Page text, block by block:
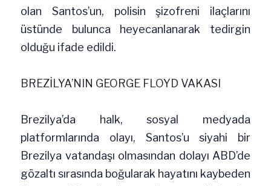
olan Santos’un, polisin şizofreni ilaçlarını
üstünde bulunca heyecanlanarak tedirgin
olduğu ifade edildi.
BREZİLYA’NIN GEORGE FLOYD VAKASI
Brezilya’da halk, sosyal medyada
platformlarında olayı, Santos’u siyahi bir
Brezilya vatandaşı olmasından dolayı ABD’de
gözaltı sırasında boğularak hayatını kaybeden